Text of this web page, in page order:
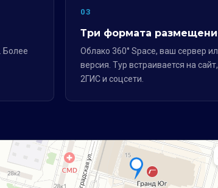
Более
03
Три формата
Облако 360° Space, ваш сервер
версия. Тур встраивается на
2ГИС и соцсети.